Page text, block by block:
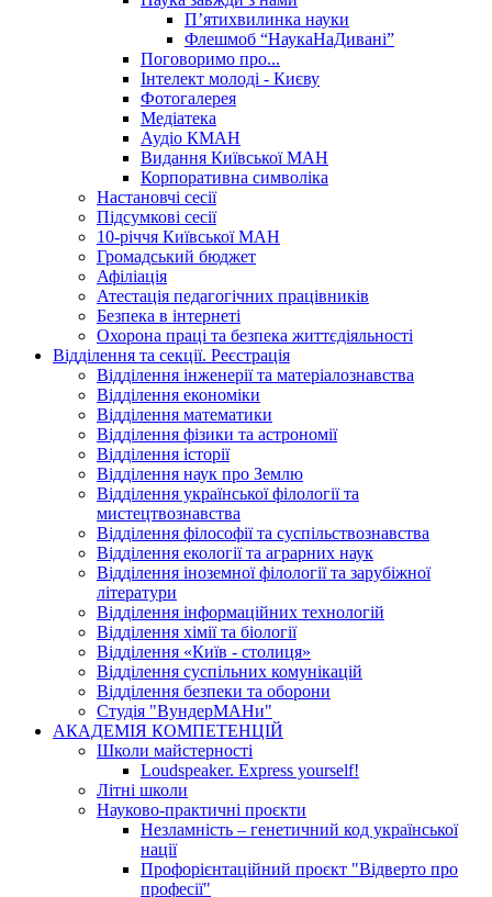
П’ятихвилинка науки
Флешмоб “НаукаНаДивані”
Поговоримо про...
Інтелект молоді - Києву
Фотогалерея
Медіатека
Аудіо КМАН
Видання Київської МАН
Корпоративна символіка
Настановчі сесії
Підсумкові сесії
10-річчя Київської МАН
Громадський бюджет
Афіліація
Атестація педагогічних працівників
Безпека в інтернеті
Охорона праці та безпека життєдіяльності
Відділення та секції. Реєстрація
Відділення інженерії та матеріалознавства
Відділення економіки
Відділення математики
Відділення фізики та астрономії
Відділення історії
Відділення наук про Землю
Відділення української філології та
мистецтвознавства
Відділення філософії та суспільствознавства
Відділення екології та аграрних наук
Відділення іноземної філології та зарубіжної
літератури
Відділення інформаційних технологій
Відділення хімії та біології
Відділення «Київ - столиця»
Відділення суспільних комунікацій
Відділення безпеки та оборони
Студія "ВундерМАНи"
АКАДЕМІЯ КОМПЕТЕНЦІЙ
Школи майстерності
Loudspeaker. Express yourself!
Літні школи
Науково-практичні проєкти
Незламність – генетичний код української
нації
Профорієнтаційний проєкт "Відверто про
професії"